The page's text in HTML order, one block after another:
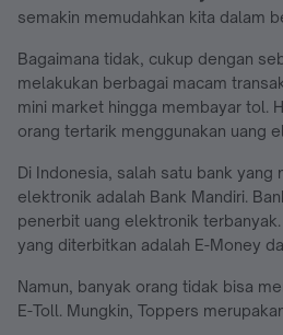
semakin memudahkan kita dalam
Bagaimana tidak, cukup dengan
melakukan berbagai macam
mini market hingga membayar tol.
orang tertarik menggunakan uang
Di Indonesia, salah satu bank yang
elektronik adalah Bank Mandiri.
penerbit uang elektronik
yang diterbitkan adalah E-Money
Namun, banyak orang tidak bisa
E-Toll. Mungkin, Toppers